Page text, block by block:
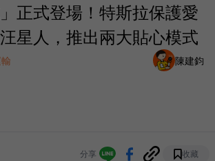
」正式登場！特斯拉保護愛
星人，推出兩大貼心模式
陳建鈞
分享 收藏